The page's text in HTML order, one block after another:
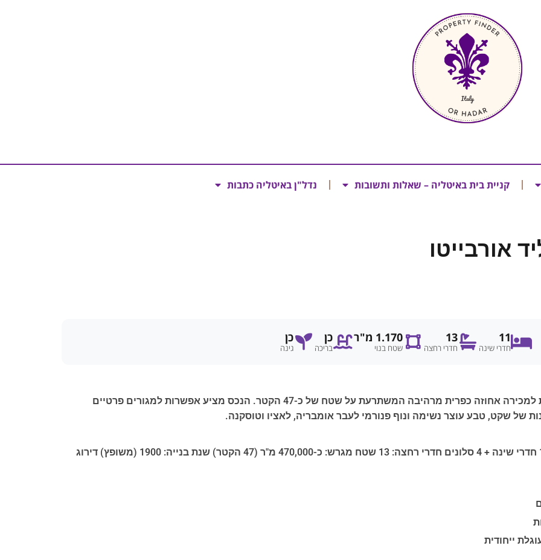
קניית בית באיטליה – שאלות ותשובות נדל"ן באיטליה כתבות
אורבייטו
11
חדרי שינה
13
חדרי רחצה
1.170 מ"ר
שטח בנוי
כן
בריכה
כן
גינה
בתוך נוף ירוק קסום בין אורבייטו והר פליה, מוצעת למכירה אחוזה כפרית מרהיבה המשתרעת על שטח של כ-47 הקטר. הנכס מציע אפשרות למגורים פרטיים
של שקט, טבע עוצר נשימה ונוף פנורמי לעבר אומבריה, לאציו וטוסקנה.
שטח בנוי: כ-1,170 מ"ר (מבנים משולבים) כולל 11 חדרי שינה + 4 סלונים חדרי רחצה: 13 שטח מגרש: כ-470,000 מ"ר (47 הקטר) שנת בנייה: 1900 (משופץ) דירוג